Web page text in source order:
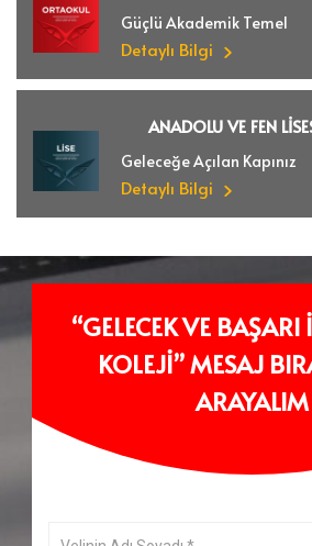
Güçlü Akademik Temel
Detaylı Bilgi
ANADOLU VE FEN
Geleceğe Açılan Kapınız
Detaylı Bilgi
“GELECEK VE
KOLEJİ” MESAJ
ARAYALIM